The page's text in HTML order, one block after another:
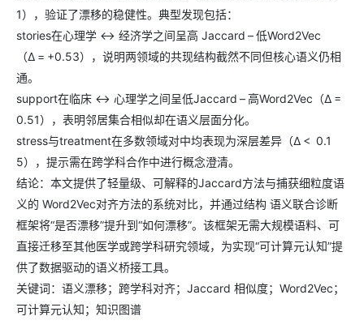
1），验证了漂移的稳健性。典型发现包括：
stories在心理学 ↔ 经济学之间呈高 Jaccard – 低Word2Vec
（Δ = +0.53），说明两领域的共现结构截然不同但核心语义仍相
通。
support在临床 ↔ 心理学之间呈低Jaccard – 高Word2Vec（Δ =
0.51），表明邻居集合相似却在语义层面分化。
stress与treatment在多数领域对中均表现为深层差异（Δ < 0.1
5），提示需在跨学科合作中进行概念澄清。
结论：本文提供了轻量级、可解释的Jaccard方法与捕获细粒度语
义的 Word2Vec对齐方法的系统对比，并通过结构 语义联合诊断
框架将“是否漂移”提升到“如何漂移”。该框架无需大规模语料、可
直接迁移至其他医学或跨学科研究领域，为实现“可计算元认知”提
供了数据驱动的语义桥接工具。
关键词：语义漂移；跨学科对齐；Jaccard 相似度；Word2Vec；
可计算元认知；知识图谱